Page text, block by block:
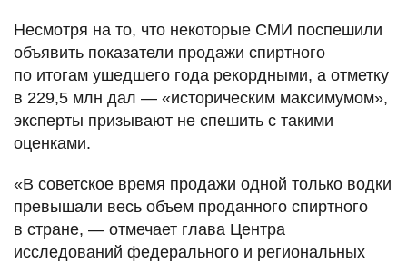
Несмотря на то, что некоторые СМИ поспешили
объявить показатели продажи спиртного
по итогам ушедшего года рекордными, а отметку
в 229,5 млн дал — «историческим максимумом»,
эксперты призывают не спешить с такими
оценками.
«В советское время продажи одной только водки
превышали весь объем проданного спиртного
в стране, — отмечает глава Центра
исследований федерального и региональных